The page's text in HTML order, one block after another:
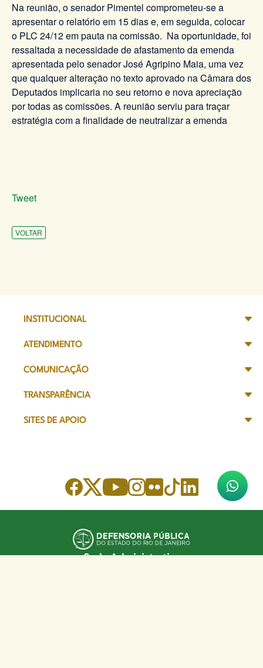
Na reunião, o senador Pimentel comprometeu-se a
apresentar o relatório em 15 dias e, em seguida, colocar
o PLC 24/12 em pauta na comissão. Na oportunidade, foi
ressaltada a necessidade de afastamento da emenda
apresentada pelo senador José Agripino Maia, uma vez
que qualquer alteração no texto aprovado na Câmara dos
Deputados implicaria no seu retorno e nova apreciação
por todas as comissões. A reunião serviu para traçar
estratégia com a finalidade de neutralizar a emenda
Tweet
VOLTAR
INSTITUCIONAL
ATENDIMENTO
COMUNICAÇÃO
TRANSPARÊNCIA
SITES DE APOIO
Sede Administrativa